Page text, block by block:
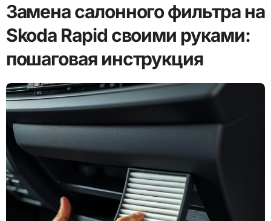
Замена салонного фильтра на
Skoda Rapid своими руками:
пошаговая инструкция